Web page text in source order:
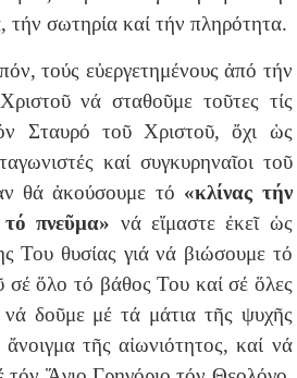
τήν σωτηρία καί τήν πληρότητα.
τούς εὐεργετημένους ἀπό τήν
νά σταθοῦμε τοῦτες τίς
Σταυρό τοῦ Χριστοῦ, ὄχι ὡς
καί συγκυρηναῖοι τοῦ
θά ἀκούσουμε τό «κλίνας τήν
πνεῦμα» νά εἴμαστε ἐκεῖ ὡς
Του θυσίας γιά νά βιώσουμε τό
σέ ὅλο τό βάθος Του καί σέ ὅλες
νά δοῦμε μέ τά μάτια τῆς ψυχῆς
τῆς αἰωνιότητος, καί νά